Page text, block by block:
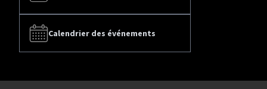
Calendrier des événements